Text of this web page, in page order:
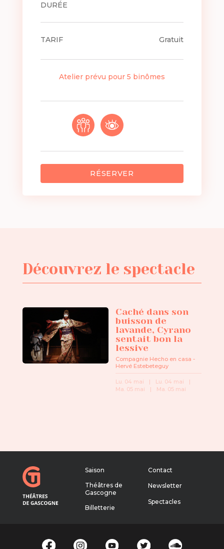
DURÉE
TARIF Gratuit
Atelier prévu pour 5 binômes
RÉSERVER
Découvrez le spectacle
Caché dans son
buisson de
lavande, Cyrano
sentait bon la
lessive
Compagnie Hecho en casa -
Hervé Estebeteguy
Lu. 04 mai | Lu. 04 mai
|
Ma. 05 mai
| Ma. 05 mai
Saison
Théâtres de
Gascogne
Billetterie
Contact
Newsletter
Spectacles